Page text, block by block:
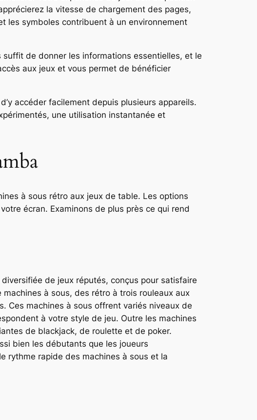
la vitesse de chargement des pages,
les symboles contribuent à un environnement
de donner les informations essentielles, et le
aux jeux et vous permet de bénéficier
accéder facilement depuis plusieurs appareils.
une utilisation instantanée et
à sous rétro aux jeux de table. Les options
écran. Examinons de plus près ce qui rend
de jeux réputés, conçus pour satisfaire
à sous, des rétro à trois rouleaux aux
Ces machines à sous offrent variés niveaux de
à votre style de jeu. Outre les machines
de blackjack, de roulette et de poker.
bien les débutants que les joueurs
rythme rapide des machines à sous et la